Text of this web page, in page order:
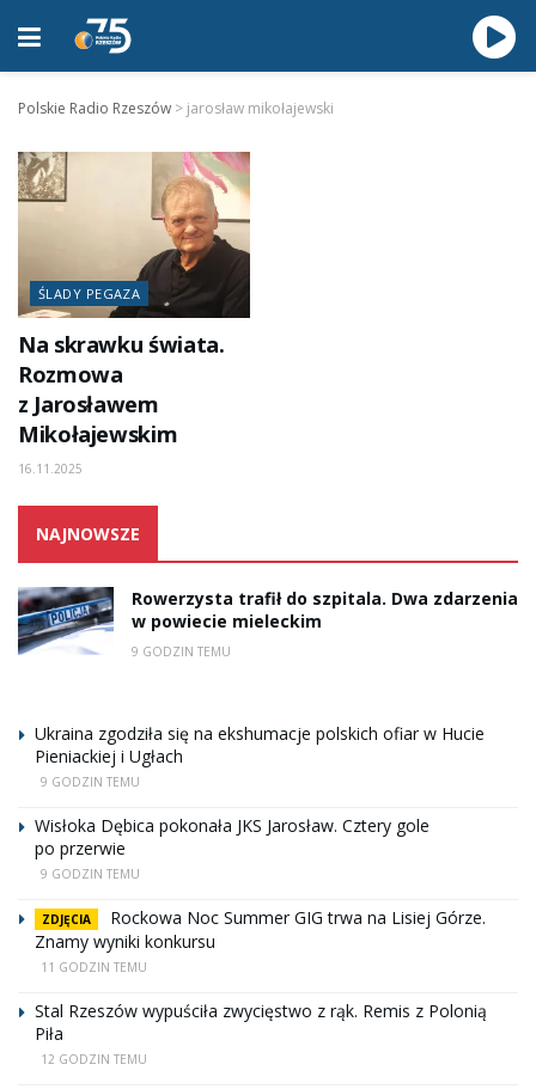
Polskie Radio Rzeszów > jarosław mikołajewski
ŚLADY PEGAZA
Na skrawku świata.
Rozmowa
z Jarosławem
Mikołajewskim
16.11.2025
NAJNOWSZE
Rowerzysta trafił do szpitala. Dwa zdarzenia
w powiecie mieleckim
9 GODZIN TEMU
Ukraina zgodziła się na ekshumacje polskich ofiar w Hucie
Pieniackiej i Ugłach
9 GODZIN TEMU
Wisłoka Dębica pokonała JKS Jarosław. Cztery gole
po przerwie
9 GODZIN TEMU
ZDJĘCIA
Rockowa Noc Summer GIG trwa na Lisiej Górze.
Znamy wyniki konkursu
11 GODZIN TEMU
Stal Rzeszów wypuściła zwycięstwo z rąk. Remis z Polonią
Piła
12 GODZIN TEMU